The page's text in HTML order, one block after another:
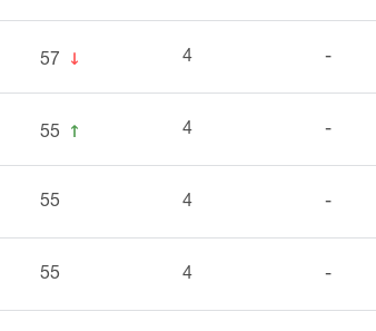
57 ↓ 4 -
55 ↑ 4 -
55 4 -
55 4 -